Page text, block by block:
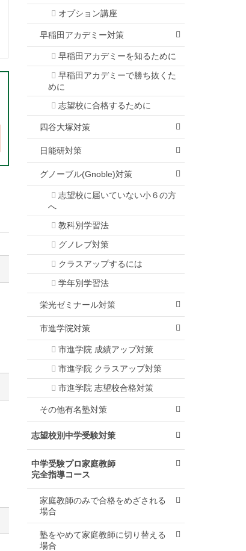
オプション講座
早稲田アカデミー対策
早稲田アカデミーを知るために
早稲田アカデミーで勝ち抜くた
めに
志望校に合格するために
四谷大塚対策
日能研対策
グノーブル(Gnoble)対策
志望校に届いていない小６の方
へ
教科別学習法
グノレブ対策
クラスアップするには
学年別学習法
栄光ゼミナール対策
市進学院対策
市進学院 成績アップ対策
市進学院 クラスアップ対策
市進学院 志望校合格対策
その他有名塾対策
志望校別中学受験対策
中学受験プロ家庭教師
完全指導コース
家庭教師のみで合格をめざされる
場合
塾をやめて家庭教師に切り替える
場合